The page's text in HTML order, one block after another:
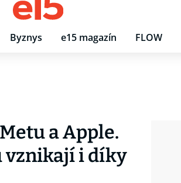
Byznys e15 magazín FLOW
a Apple.
vznikají i díky